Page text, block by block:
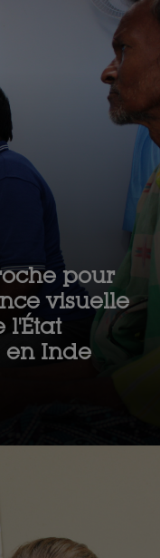
pour
visuelle
l'État
en Inde